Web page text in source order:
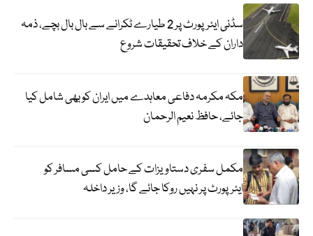
سڈنی ایئرپورٹ پر 2 طیارے ٹکرانے سے بال بال بچے، ذمہ
داران کے خلاف تحقیقات شروع
مکہ مکرمہ دفاعی معاہدے میں ایران کو بھی شامل کیا
جائے، حافظ نعیم الرحمان
مکمل سفری دستاویزات کے حامل کسی مسافر کو
ایئرپورٹ پر نہیں روکا جائے گا، وزیر داخلہ